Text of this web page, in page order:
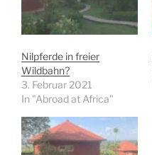
Nilpferde in freier
Wildbahn?
3. Februar 2021
In "Abroad at Africa"